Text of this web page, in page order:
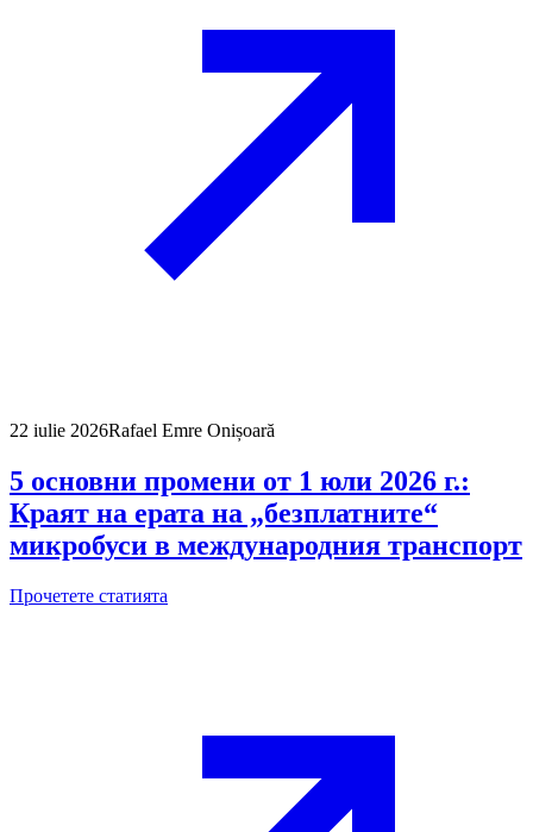
22 iulie 2026Rafael Emre Onișoară
5 основни промени от 1 юли 2026 г.:
Краят на ерата на „безплатните“
микробуси в международния транспорт
Прочетете статията